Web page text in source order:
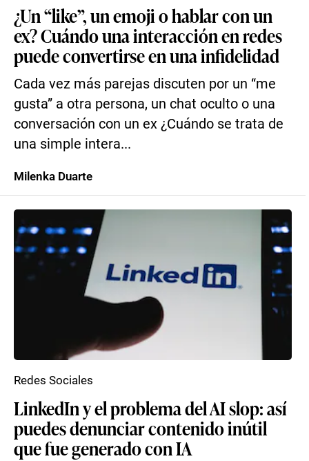
¿Un “like”, un emoji o hablar con un
ex? Cuándo una interacción en redes
puede convertirse en una infidelidad
Cada vez más parejas discuten por un “me
gusta” a otra persona, un chat oculto o una
conversación con un ex ¿Cuándo se trata de
una simple intera...
Milenka Duarte
LinkedIn y el problema del AI slop: así
puedes denunciar contenido inútil
que fue generado con IA
Redes Sociales